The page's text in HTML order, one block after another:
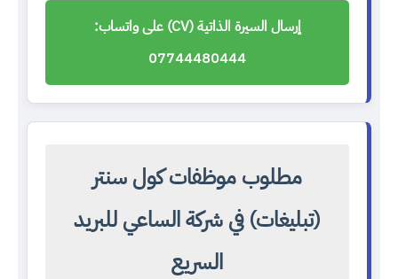
إرسال السيرة الذاتية (CV) على واتساب:
07744480444
مطلوب موظفات كول سنتر
(تبليغات) في شركة الساعي للبريد
السريع